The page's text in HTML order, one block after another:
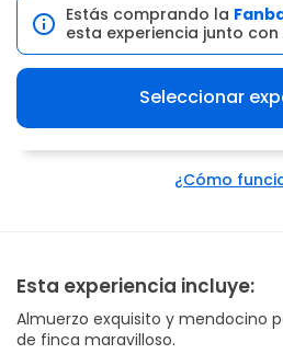
Estás comprando la
esta experiencia junto con
Seleccionar
¿Cómo
Esta experiencia incluye:
Almuerzo exquisito y mendocino
de finca maravilloso.